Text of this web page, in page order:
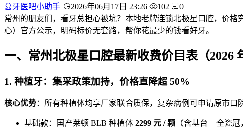
牙医吧小助手 2026年06月17日 23:26 102
0
常州的朋友们，看牙总担心被坑？本地老牌连锁北极星口腔，价
心）官方公示，明码标价无套路，帮你花最少的钱看好牙。
一、常州北极星口腔最新收费价目表（2026
1. 种植牙：集采政策加持，价格直降超 50%
核心优势：所有种植体均享厂家联合质保，复杂病例可申请原市口
基础款：国产莱顿 BLB 种植体 2299 元 / 颗 （含基台 + 全瓷冠